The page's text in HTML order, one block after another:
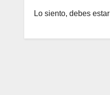
Lo siento, debes estar